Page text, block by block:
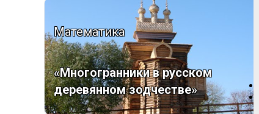
Математика
«Многогранники в русском
деревянном зодчестве»